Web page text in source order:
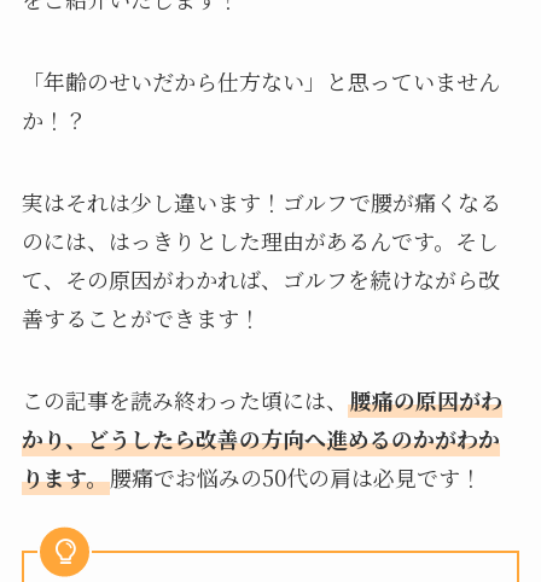
「年齢のせいだから仕方ない」と思っていません
か！？
実はそれは少し違います！ゴルフで腰が痛くなる
のには、はっきりとした理由があるんです。そし
て、その原因がわかれば、ゴルフを続けながら改
善することができます！
この記事を読み終わった頃には、 腰痛の原因がわ
かり、どうしたら改善の方向へ進めるのかがわか
ります。腰痛でお悩みの50代の肩は必見です！